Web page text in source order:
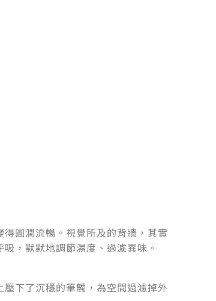
圓潤流暢。視覺所及的背牆，其實
，默默地調節濕度、過濾異味。
下了沉穩的筆觸，為空間過濾掉外